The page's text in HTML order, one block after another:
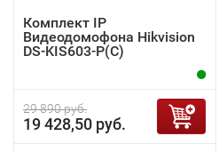
Комплект IP
Видеодомофона Hikvision
DS-KIS603-P(C)
29 890 руб.
19 428,50 руб.